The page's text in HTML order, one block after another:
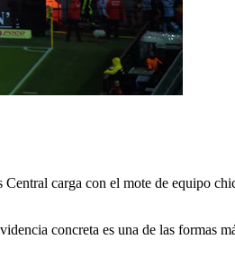
carga con el mote de equipo
concreta es una de las formas